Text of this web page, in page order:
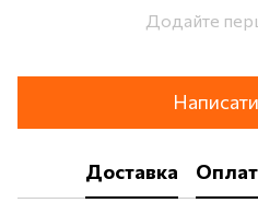
Додайте
Доставка